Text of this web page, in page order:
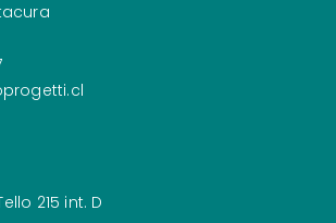
215 int. D